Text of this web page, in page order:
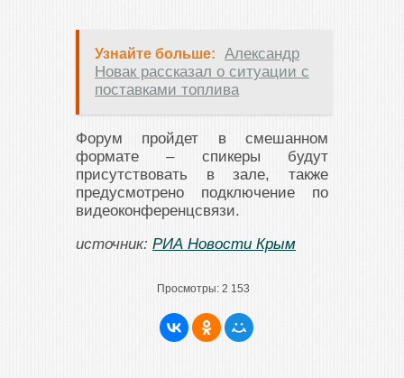
Узнайте больше:
Александр
Новак рассказал о ситуации с
поставками топлива
Форум пройдет в смешанном
формате – спикеры будут
присутствовать в зале, также
предусмотрено подключение по
видеоконференцсвязи.
источник: РИА Новости Крым
Просмотры: 2 153